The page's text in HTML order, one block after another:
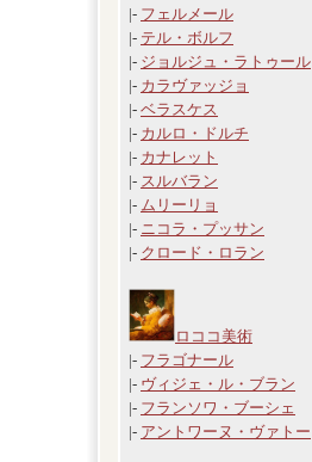
|- フェルメール
|- テル・ボルフ
|- ジョルジュ・ラトゥール
|- カラヴァッジョ
|- ベラスケス
|- カルロ・ドルチ
|- カナレット
|- スルバラン
|- ムリーリョ
|- ニコラ・プッサン
|- クロード・ロラン
ロココ美術
|- フラゴナール
|- ヴィジェ・ル・ブラン
|- フランソワ・ブーシェ
|- アントワーヌ・ヴァトー